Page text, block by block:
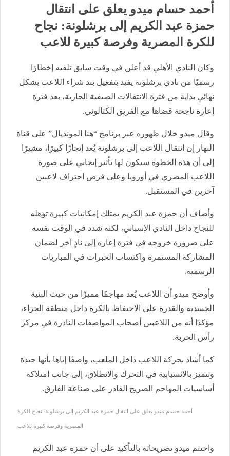
أحمد حسام ميدو يعلق على انتقال
حمزة عبد الكريم إلى برشلونة: نجاح
للكرة المصرية وفرصة كبيرة للاعب
وكان النادي الأهلي قد أعلن في وقت سابق تلقيه إخطارًا
رسميًا من نادي برشلونة يفيد بتفعيل بند شراء اللاعب بشكل
نهائي بداية من فترة الانتقالات الصيفية الجارية، بعد فترة
إعارة ناجحة قضاها مع الفريق الكتالوني.
وقال ميدو خلال ظهوره عبر برنامج “هنا المونديال” على قناة
النهار إن انتقال اللاعب إلى برشلونة يُعد إنجازًا كبيرًا، مشيرًا
إلى أن هذه الخطوة سيكون لها تأثير إيجابي على صورة
اللاعب المصري في أوروبا وعلى فرص احتراف لاعبين
آخرين في المستقبل.
وأضاف أن حمزة عبد الكريم يمتلك إمكانيات كبيرة تؤهله
للنجاح داخل النادي الإسباني، لكنه شدد في الوقت نفسه
على ضرورة خروجه في فترة إعارة إلى نادٍ آخر لضمان
المشاركة المستمرة واكتساب الخبرات في المباريات
الرسمية.
وأوضح ميدو أن اللاعب يُعد مهاجمًا مميزًا من حيث البنية
الجسدية والقدرة على الاحتفاظ بالكرة داخل منطقة الجزاء،
مؤكدًا أنه من اللاعبين أصحاب المواصفات النادرة في مركز
رأس الحربة.
كما أشاد بحركة اللاعب داخل الملعب، واصفًا إياها بأنها جيدة
وتتميز بالانسيابية في التحرك والانطلاق، إلى جانب امتلاكه
أساسيات المهاجم الصريح القادر على صناعة الفارق.
أحمد حسام ميدو يعلق على انتقال حمزة عبد الكريم إلى برشلونة: نجاح للكرة
المصرية وفرصة كبيرة للاعب
واختتم ميدو تصريحاته بالتأكيد على أن حمزة عبد الكريم